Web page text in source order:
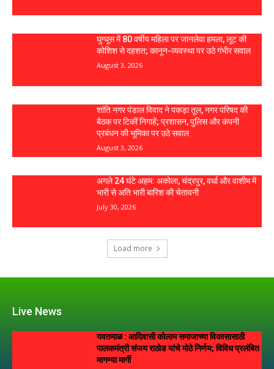
घुग्घूस में 80 वर्षीय महिला पर जानलेवा हमला, लूट की
कोशिश से दहशत; कानून-व्यवस्था पर उठे गंभीर सवाल
August 3, 2026
शांति नगर पंडाल विवाद ने पकड़ा तूल, नगर परिषद की
बैठक पर टिकीं निगाहें; प्रशासन, पुलिस और कंपनी
प्रबंधन की भूमिका पर उठे सवाल
August 3, 2026
अगले 24 घंटे अहम: अकोला, चंद्रपुर, वर्धा और वाशीम में
भारी से अति भारी बारिश की चेतावनी
July 30, 2026
Load more
Live News
यवतमाळ : आदिवासी कोलाम समाजाच्या विकासासाठी
पालकमंत्री संजय राठोड यांचे मोठे निर्णय; विविध प्रलंबित
मागण्या मार्गी